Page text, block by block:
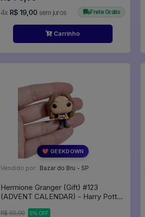
4x R$ 19,00 sem juros Frete Grátis
Carrinho
💖 GEEKDOWN
Vendido por: Bazar do Bru - SP
Hermione Granger (Gift) #123
(ADVENT CALENDAR) - Harry Potter
R$ 50,00 5% OFF